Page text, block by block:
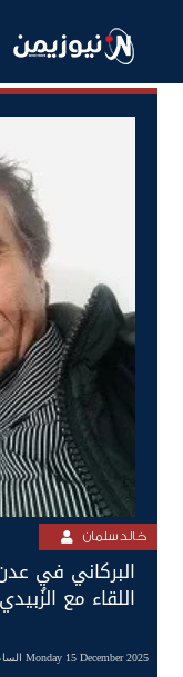
خالد سلمان
البركاني في
اللقاء مع الزُبيدي
Monday 15 December 2025 الساعة 11:05 pm